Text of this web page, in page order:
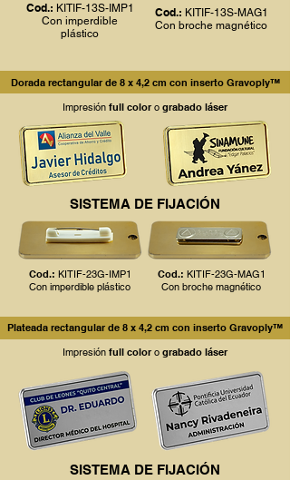
Cod.: KITIF-13S-IMP1
Con imperdible
plástico
Cod.: KITIF-13S-MAG1
Con broche magnético
Dorada rectangular de 8 x 4,2 cm con inserto Gravoply™
Impresión full coloro grabado láser
SISTEMA DE FIJACIÓN
Cod.: KITIF-23G-IMP1
Con imperdible plástico
Cod.: KITIF-23G-MAG1
Con broche magnético
Plateada rectangular de 8 x 4,2 cm con inserto Gravoply™
Impresión full coloro grabado láser
SISTEMA DE FIJACIÓN